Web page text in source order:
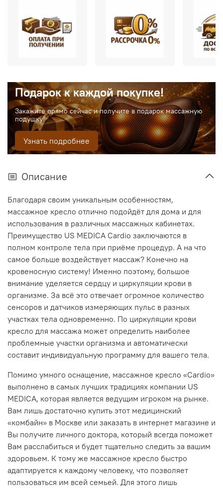
Подарок к каждой покупке!
Закажите прямо сейчас и получите в подарок массажную
подушку!
Узнать подробнее
Описание
Благодаря своим уникальным особенностям,
массажное кресло отлично подойдёт для дома и для
использования в различных массажных кабинетах.
Преимущество US MEDICA Cardio заключаются в
полном контроле тела при приёме процедур. А на что
самое больше воздействует массаж? Конечно на
кровеносную систему! Именно поэтому, большое
внимание уделяется сердцу и циркуляции крови в
организме. За всё это отвечает огромное количество
сенсоров и датчиков измеряющих пульс в разных
участках тела одновременно. По циркуляции крови
кресло для массажа может определить наиболее
проблемные участки организма и автоматически
составит индивидуальную программу для вашего тела.
Помимо умного оснащение, массажное кресло «Cardio»
выполнено в самых лучших традициях компании US
MEDICA, которая является ведущим игроком на рынке.
Вам лишь достаточно купить этот медицинский
«комбайн» в Москве или заказать в интернет магазине и
Вы получите личного доктора, который всегда поможет
Вам расслабиться и будет тщательно следить за вашим
здоровьем. К тому же массажное кресло быстро
адаптируется к каждому человеку, что позволяет
пользоваться им всей семьей. Для этого лишь